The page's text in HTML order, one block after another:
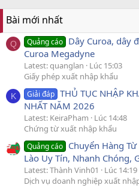
Bài mới nhất
Q Quảng cáo Dây Curoa, dây
Curoa Megadyne
Latest: quanglan
Lúc 15:03
Giấy phép xuất nhập khẩu
K Giải đáp THỦ TỤC NHẬP
NHẤT NĂM 2026
Latest: KeiraPham
Lúc 14:48
Chứng từ xuất nhập khẩu
Quảng cáo Chuyển Hàng
Lào Uy Tín, Nhanh Chóng,
Latest: Thành Vinh01
Lúc 14:19
Dịch vụ doanh nghiệp xuất